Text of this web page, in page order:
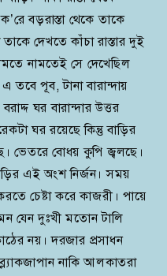
বড়রাস্তা থেকে তাকে
দেখতে কাঁচা রাস্তার দুই
নামতেই সে দেখেছিল
তবে পূব, টানা বারান্দায়
ঘর বারান্দার উত্তর
ঘর রয়েছে কিন্তু বাড়ির
ভেতরে বোধয় কুপি জ্বলছে।
এই অংশ নির্জন। সময়
চেষ্টা করে কাজরী। পায়ে
যেন দুঃখী মতোন টালি
নয়। দরজার প্রসাধন
নাকি আলকাতরা